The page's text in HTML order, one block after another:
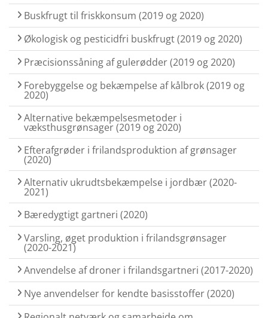
Buskfrugt til friskkonsum (2019 og 2020)
Økologisk og pesticidfri buskfrugt (2019 og 2020)
Præcisionssåning af gulerødder (2019 og 2020)
Forebyggelse og bekæmpelse af kålbrok (2019 og
2020)
Alternative bekæmpelsesmetoder i
væksthusgrønsager (2019 og 2020)
Efterafgrøder i frilandsproduktion af grønsager
(2020)
Alternativ ukrudtsbekæmpelse i jordbær (2020-
2021)
Bæredygtigt gartneri (2020)
Varsling, øget produktion i frilandsgrønsager
(2020-2021)
Anvendelse af droner i frilandsgartneri (2017-2020)
Nye anvendelser for kendte basisstoffer (2020)